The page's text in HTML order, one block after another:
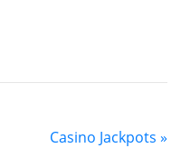
Casino Jackpots »